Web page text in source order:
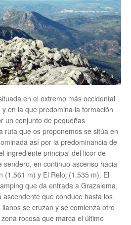
en el extremo más occidental
en la que predomina la formación
un conjunto de pequeñas
ruta que os proponemos se sitúa en
así por la predominancia de
ingrediente principal del licor de
sendero, en continuo ascenso hacia
(1.561 m) y El Reloj (1.535 m). El
que da entrada a Grazalema,
que conduce hasta los
se cruzan y se comienza otro
rocosa que marca el último